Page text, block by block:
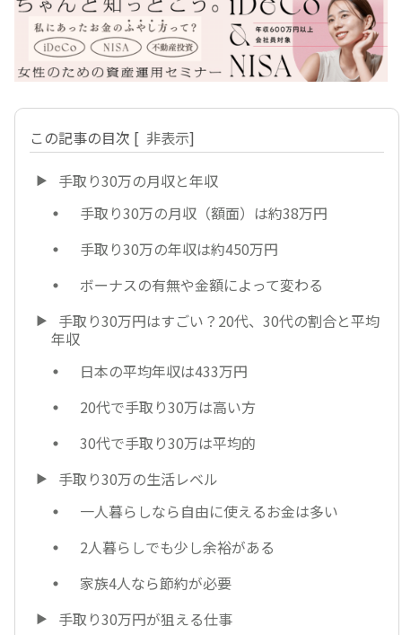
この記事の目次 [ 非表示]
手取り30万の月収と年収
手取り30万の月収（額面）は約38万円
手取り30万の年収は約450万円
ボーナスの有無や金額によって変わる
手取り30万円はすごい？20代、30代の割合と平均
年収
日本の平均年収は433万円
20代で手取り30万は高い方
30代で手取り30万は平均的
手取り30万の生活レベル
一人暮らしなら自由に使えるお金は多い
2人暮らしでも少し余裕がある
家族4人なら節約が必要
手取り30万円が狙える仕事